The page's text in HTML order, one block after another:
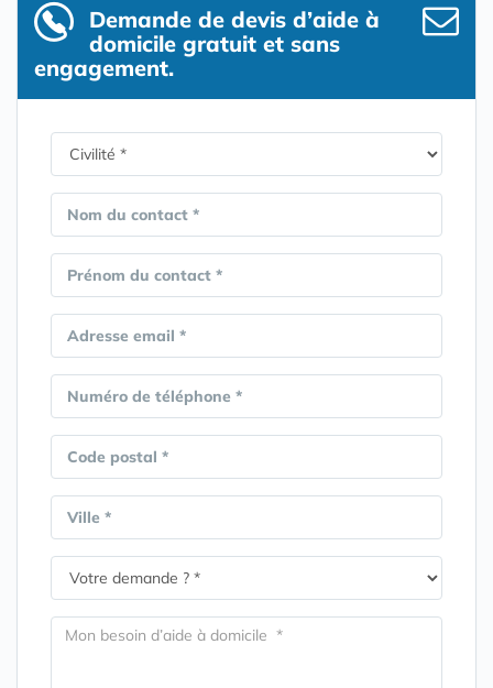
Demande de devis d’aide à
domicile gratuit et sans
engagement.
Nom du contact *
Prénom du contact *
Adresse email *
Numéro de téléphone *
Code postal *
Ville *